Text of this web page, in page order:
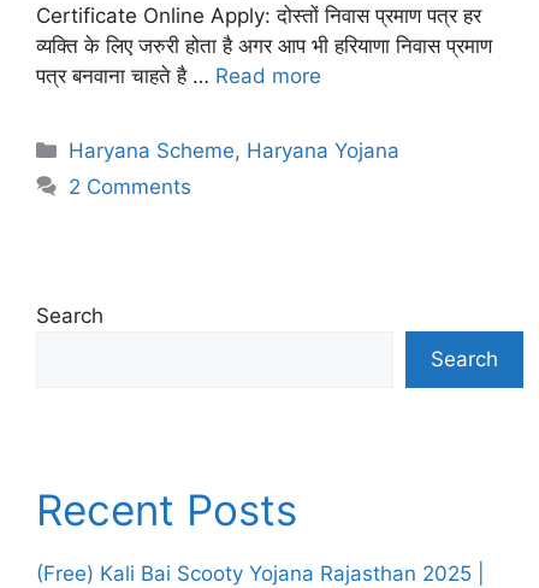
Certificate Online Apply: दोस्तों निवास प्रमाण पत्र हर
व्यक्ति के लिए जरुरी होता है अगर आप भी हरियाणा निवास प्रमाण
पत्र बनवाना चाहते है … Read more
Categories
Haryana Scheme, Haryana Yojana
2 Comments
Search
Search
Recent Posts
(Free) Kali Bai Scooty Yojana Rajasthan 2025 |